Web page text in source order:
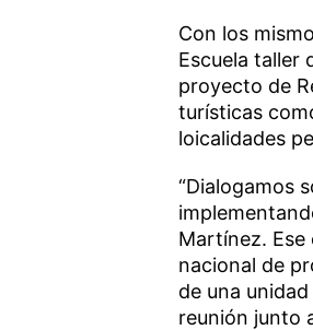
Con los
Escuela taller
proyecto de
turísticas
loicalidades
“Dialogamos
Martínez. Ese
nacional de
de una
reunión junto